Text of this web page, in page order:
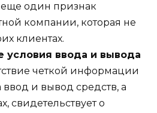
один признак
компании, которая не
клиентах.
условия ввода и вывода
четкой информации
ввод и вывод средств, а
свидетельствует о